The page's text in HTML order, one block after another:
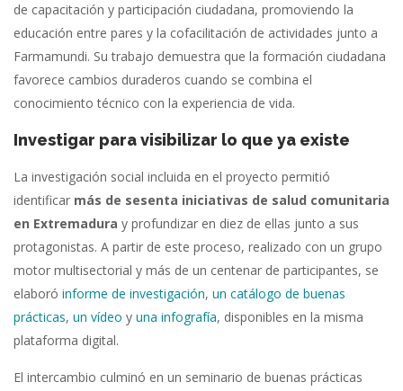
de capacitación y participación ciudadana, promoviendo la
educación entre pares y la cofacilitación de actividades junto a
Farmamundi. Su trabajo demuestra que la formación ciudadana
favorece cambios duraderos cuando se combina el
conocimiento técnico con la experiencia de vida.
Investigar para visibilizar lo que ya existe
La investigación social incluida en el proyecto permitió
identificar más de sesenta iniciativas de salud comunitaria
en Extremadura y profundizar en diez de ellas junto a sus
protagonistas. A partir de este proceso, realizado con un grupo
motor multisectorial y más de un centenar de participantes, se
elaboró informe de investigación, un catálogo de buenas
prácticas, un vídeo y una infografía, disponibles en la misma
plataforma digital.
El intercambio culminó en un seminario de buenas prácticas